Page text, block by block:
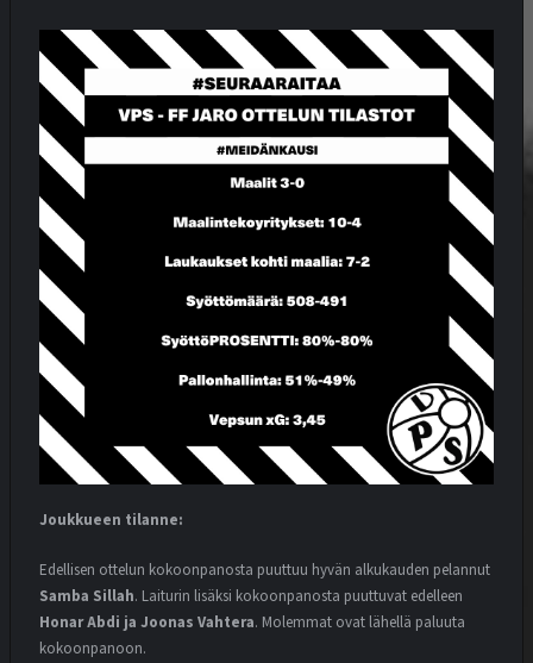
Joukkueen tilanne:
Edellisen ottelun kokoonpanosta puuttuu hyvän alkukauden pelannut
Samba Sillah. Laiturin lisäksi kokoonpanosta puuttuvat edelleen
Honar Abdi ja Joonas Vahtera. Molemmat ovat lähellä paluuta
kokoonpanoon.